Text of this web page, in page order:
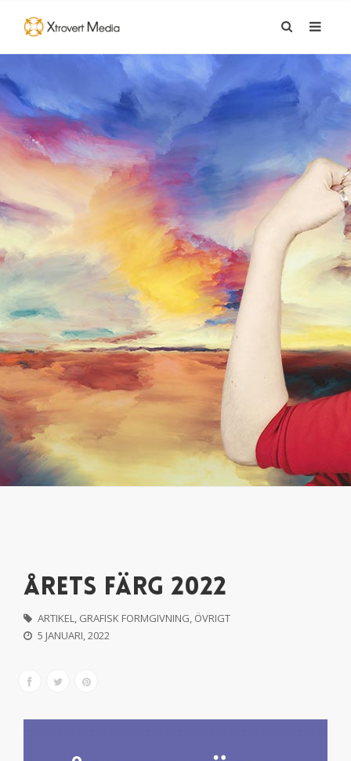
ÅRETS FÄRG 2022
ARTIKEL, GRAFISK FORMGIVNING, ÖVRIGT
5 JANUARI, 2022